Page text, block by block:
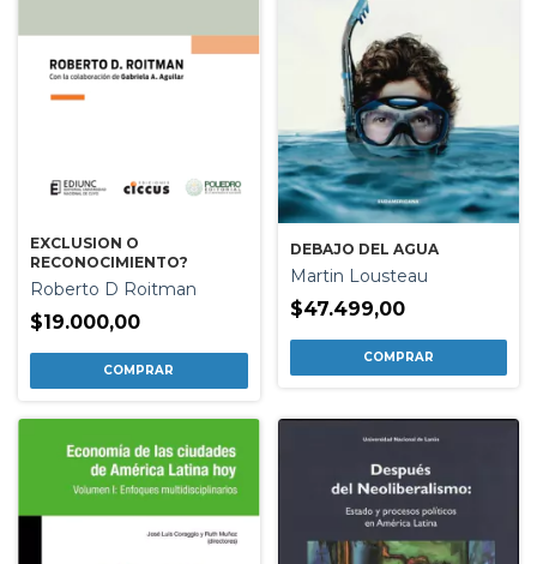
EXCLUSION O
RECONOCIMIENTO?
Roberto D Roitman
$19.000,00
DEBAJO DEL AGUA
Martin Lousteau
$47.499,00